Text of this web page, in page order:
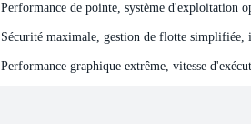
Performance de pointe, système d'exploitation
Sécurité maximale, gestion de flotte simplifiée,
Performance graphique extrême, vitesse